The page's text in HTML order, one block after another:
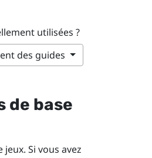
utilisées ?
des guides
de base
Si vous avez